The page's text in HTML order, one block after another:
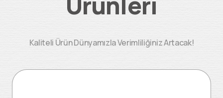
Kaliteli Ürün Dünyamızla Verimliliğiniz Artacak!